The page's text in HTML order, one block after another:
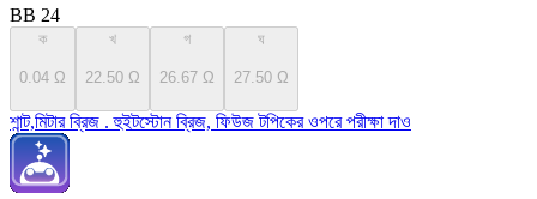
BB 24
ক
0.04 Ω
খ
22.50 Ω
গ
26.67 Ω
ঘ
27.50 Ω
শান্ট,মিটার ব্রিজ . হুইটস্টোন ব্রিজ, ফিউজ টপিকের ওপরে পরীক্ষা দাও